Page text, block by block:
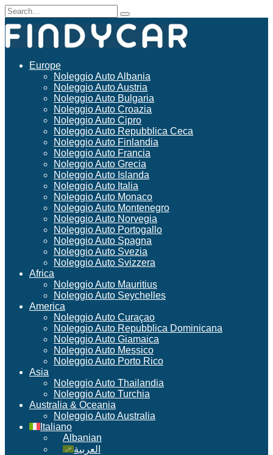
Skip
to
content
Search
for:
Europe
Noleggio Auto Albania
Noleggio Auto Austria
Noleggio Auto Bulgaria
Noleggio Auto Croazia
Noleggio Auto Cipro
Noleggio Auto Repubblica Ceca
Noleggio Auto Finlandia
Noleggio Auto Francia
Noleggio Auto Grecia
Noleggio Auto Islanda
Noleggio Auto Italia
Noleggio Auto Monaco
Noleggio Auto Montenegro
Noleggio Auto Norvegia
Noleggio Auto Portogallo
Noleggio Auto Spagna
Noleggio Auto Svezia
Noleggio Auto Svizzera
Africa
Noleggio Auto Mauritius
Noleggio Auto Seychelles
America
Noleggio Auto Curaçao
Noleggio Auto Repubblica Dominicana
Noleggio Auto Giamaica
Noleggio Auto Messico
Noleggio Auto Porto Rico
Asia
Noleggio Auto Thailandia
Noleggio Auto Turchia
Australia & Oceania
Noleggio Auto Australia
Italiano
Albanian
العربية